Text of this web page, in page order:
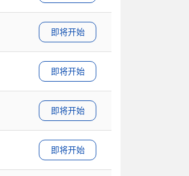
即将开始
即将开始
即将开始
即将开始